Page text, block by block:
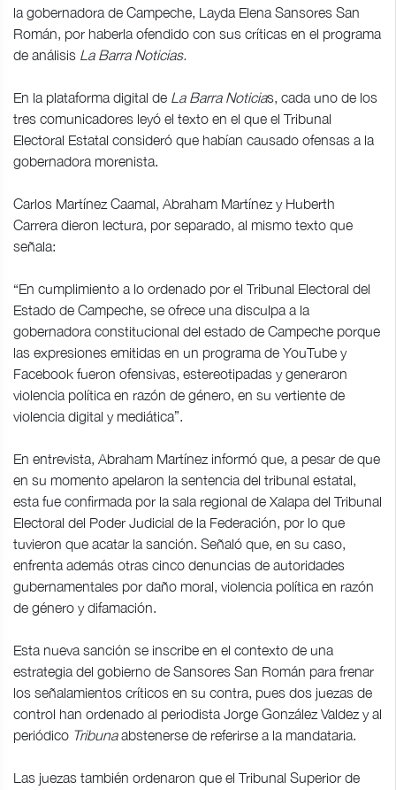
la gobernadora de Campeche, Layda Elena Sansores San
Román, por haberla ofendido con sus críticas en el programa
de análisis La Barra Noticias.
En la plataforma digital de La Barra Noticias, cada uno de los
tres comunicadores leyó el texto en el que el Tribunal
Electoral Estatal consideró que habían causado ofensas a la
gobernadora morenista.
Carlos Martínez Caamal, Abraham Martínez y Huberth
Carrera dieron lectura, por separado, al mismo texto que
señala:
“En cumplimiento a lo ordenado por el Tribunal Electoral del
Estado de Campeche, se ofrece una disculpa a la
gobernadora constitucional del estado de Campeche porque
las expresiones emitidas en un programa de YouTube y
Facebook fueron ofensivas, estereotipadas y generaron
violencia política en razón de género, en su vertiente de
violencia digital y mediática”.
En entrevista, Abraham Martínez informó que, a pesar de que
en su momento apelaron la sentencia del tribunal estatal,
esta fue confirmada por la sala regional de Xalapa del Tribunal
Electoral del Poder Judicial de la Federación, por lo que
tuvieron que acatar la sanción. Señaló que, en su caso,
enfrenta además otras cinco denuncias de autoridades
gubernamentales por daño moral, violencia política en razón
de género y difamación.
Esta nueva sanción se inscribe en el contexto de una
estrategia del gobierno de Sansores San Román para frenar
los señalamientos críticos en su contra, pues dos juezas de
control han ordenado al periodista Jorge González Valdez y al
periódico Tribunaabstenerse de referirse a la mandataria.
Las juezas también ordenaron que el Tribunal Superior de